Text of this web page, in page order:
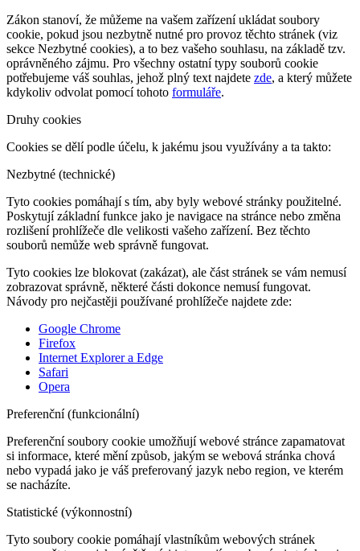
Zákon stanoví, že můžeme na vašem zařízení ukládat soubory
cookie, pokud jsou nezbytně nutné pro provoz těchto stránek (viz
sekce Nezbytné cookies), a to bez vašeho souhlasu, na základě tzv.
oprávněného zájmu. Pro všechny ostatní typy souborů cookie
potřebujeme váš souhlas, jehož plný text najdete zde, a který můžete
kdykoliv odvolat pomocí tohoto formuláře.
Druhy cookies
Cookies se dělí podle účelu, k jakému jsou využívány a ta takto:
Nezbytné (technické)
Tyto cookies pomáhají s tím, aby byly webové stránky použitelné.
Poskytují základní funkce jako je navigace na stránce nebo změna
rozlišení prohlížeče dle velikosti vašeho zařízení. Bez těchto
souborů nemůže web správně fungovat.
Tyto cookies lze blokovat (zakázat), ale část stránek se vám nemusí
zobrazovat správně, některé části dokonce nemusí fungovat.
Návody pro nejčastěji používané prohlížeče najdete zde:
Google Chrome
Firefox
Internet Explorer a Edge
Safari
Opera
Preferenční (funkcionální)
Preferenční soubory cookie umožňují webové stránce zapamatovat
si informace, které mění způsob, jakým se webová stránka chová
nebo vypadá jako je váš preferovaný jazyk nebo region, ve kterém
se nacházíte.
Statistické (výkonnostní)
Tyto soubory cookie pomáhají vlastníkům webových stránek